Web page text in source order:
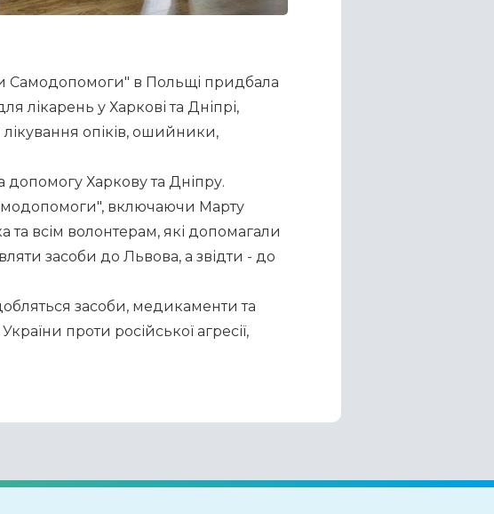
Самодопомоги" в Польщі придбала
лікарень у Харкові та Дніпрі,
опіків, ошийники,
допомогу Харкову та Дніпру.
включаючи Марту
та всім волонтерам, які допомагали
засоби до Львова, а звідти - до
засоби, медикаменти та
проти російської агресії,